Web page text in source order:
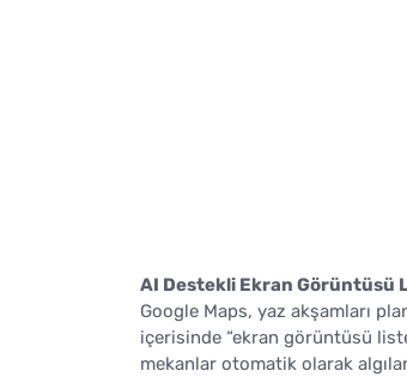
AI Destekli Ekran Görüntüsü
Google Maps, yaz akşamları
içerisinde “ekran görüntüsü
mekanlar otomatik olarak